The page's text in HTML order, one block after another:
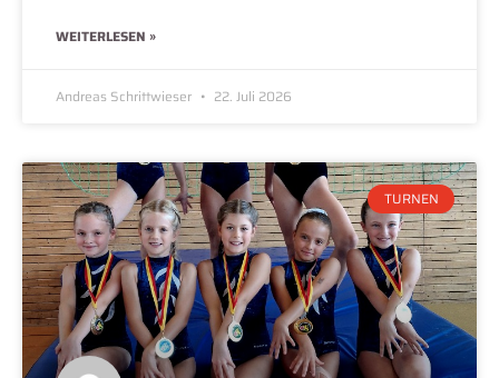
WEITERLESEN »
Andreas Schrittwieser 22. Juli 2026
TURNEN